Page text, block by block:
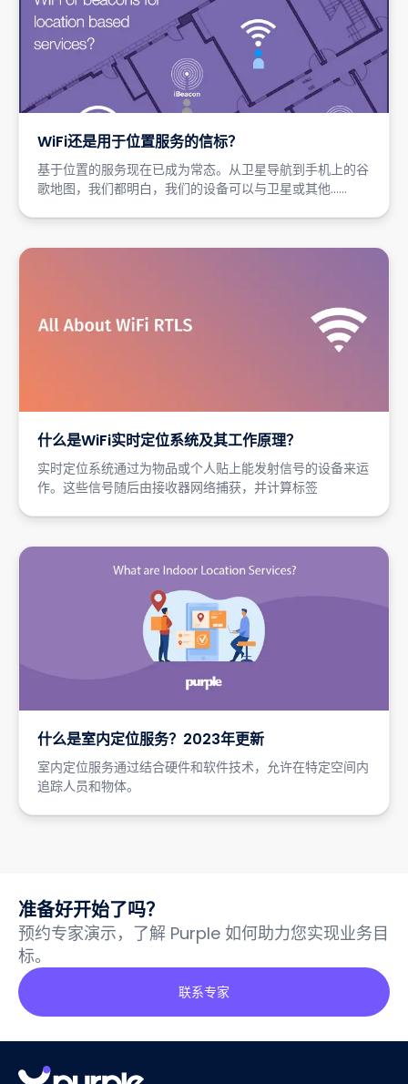
WiFi还是用于位置服务的信标？
基于位置的服务现在已成为常态。从卫星导航到手机上的谷
歌地图，我们都明白，我们的设备可以与卫星或其他……
什么是WiFi实时定位系统及其工作原理？
实时定位系统通过为物品或个人贴上能发射信号的设备来运
作。这些信号随后由接收器网络捕获，并计算标签
什么是室内定位服务？2023年更新
室内定位服务通过结合硬件和软件技术，允许在特定空间内
追踪人员和物体。
准备好开始了吗？
预约专家演示，了解 Purple 如何助力您实现业务目
标。
联系专家